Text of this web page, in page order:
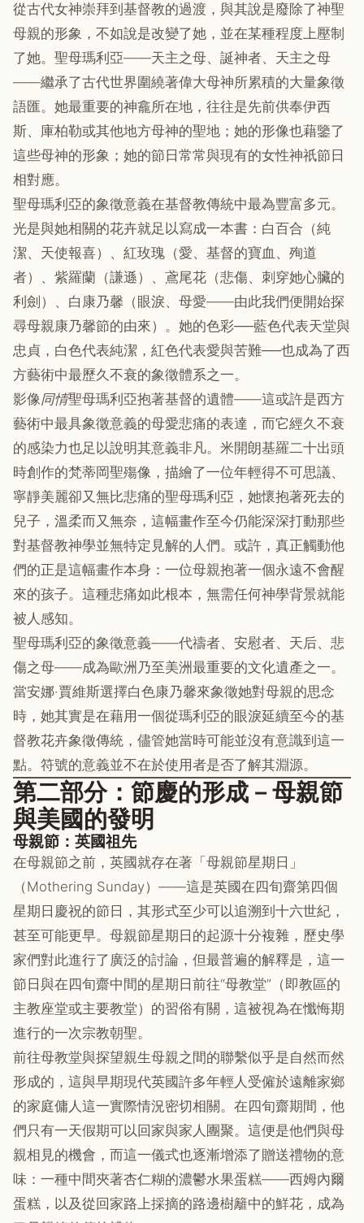
從古代女神崇拜到基督教的過渡，與其說是廢除了神聖
母親的形象，不如說是改變了她，並在某種程度上壓制
了她。聖母瑪利亞——天主之母、誕神者、天主之母
——繼承了古代世界圍繞著偉大母神所累積的大量象徵
語匯。她最重要的神龕所在地，往往是先前供奉伊西
斯、庫柏勒或其他地方母神的聖地；她的形像也藉鑒了
這些母神的形象；她的節日常常與現有的女性神祇節日
相對應。
聖母瑪利亞的象徵意義在基督教傳統中最為豐富多元。
光是與她相關的花卉就足以寫成一本書：白百合（純
潔、天使報喜）、紅玫瑰（愛、基督的寶血、殉道
者）、紫羅蘭（謙遜）、鳶尾花（悲傷、刺穿她心臟的
利劍）、白康乃馨（眼淚、母愛——由此我們便開始探
尋母親康乃馨節的由來）。她的色彩──藍色代表天堂與
忠貞，白色代表純潔，紅色代表愛與苦難──也成為了西
方藝術中最歷久不衰的象徵體系之一。
影像同情聖母瑪利亞抱著基督的遺體——這或許是西方
藝術中最具象徵意義的母愛悲痛的表達，而它經久不衰
的感染力也足以說明其意義非凡。米開朗基羅二十出頭
時創作的梵蒂岡聖殤像，描繪了一位年輕得不可思議、
寧靜美麗卻又無比悲痛的聖母瑪利亞，她懷抱著死去的
兒子，溫柔而又無奈，這幅畫作至今仍能深深打動那些
對基督教神學並無特定見解的人們。或許，真正觸動他
們的正是這幅畫作本身：一位母親抱著一個永遠不會醒
來的孩子。這種悲痛如此根本，無需任何神學背景就能
被人感知。
聖母瑪利亞的象徵意義——代禱者、安慰者、天后、悲
傷之母——成為歐洲乃至美洲最重要的文化遺產之一。
當安娜·賈維斯選擇白色康乃馨來象徵她對母親的思念
時，她其實是在藉用一個從瑪利亞的眼淚延續至今的基
督教花卉象徵傳統，儘管她當時可能並沒有意識到這一
點。符號的意義並不在於使用者是否了解其淵源。
第二部分：節慶的形成－母親節
與美國的發明
母親節：英國祖先
在母親節之前，英國就存在著「母親節星期日」
（Mothering Sunday）——這是英國在四旬齋第四個
星期日慶祝的節日，其形式至少可以追溯到十六世紀，
甚至可能更早。母親節星期日的起源十分複雜，歷史學
家們對此進行了廣泛的討論，但最普遍的解釋是，這一
節日與在四旬齋中間的星期日前往“母教堂”（即教區的
主教座堂或主要教堂）的習俗有關，這被視為在懺悔期
進行的一次宗教朝聖。
前往母教堂與探望親生母親之間的聯繫似乎是自然而然
形成的，這與早期現代英國許多年輕人受僱於遠離家鄉
的家庭傭人這一實際情況密切相關。在四旬齋期間，他
們只有一天假期可以回家與家人團聚。這便是他們與母
親相見的機會，而這一儀式也逐漸增添了贈送禮物的意
味：一種中間夾著杏仁糊的濃鬱水果蛋糕——西姆內爾
蛋糕，以及從回家路上採摘的路邊樹籬中的鮮花，成為